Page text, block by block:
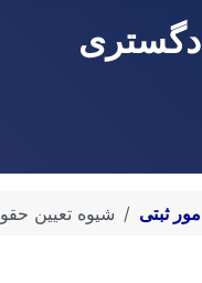
ثبتی شیوه تعیین